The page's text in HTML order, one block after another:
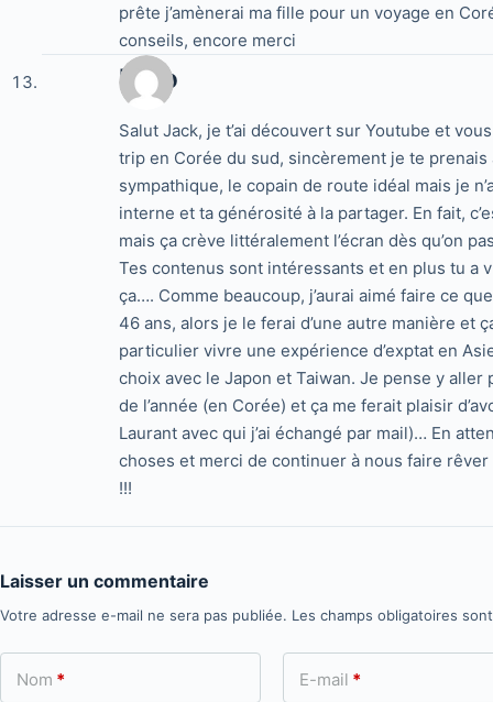
prête j’amènerai ma fille pour un voyage en
conseils, encore merci
Nico
Salut Jack, je t’ai découvert sur Youtube et
trip en Corée du sud, sincèrement je te
sympathique, le copain de route idéal mais je
interne et ta générosité à la partager. En fait,
mais ça crève littéralement l’écran dès qu’on
Tes contenus sont intéressants et en plus tu a
ça…. Comme beaucoup, j’aurai aimé faire ce
46 ans, alors je le ferai d’une autre manière et
particulier vivre une expérience d’exptat en
choix avec le Japon et Taiwan. Je pense y aller
de l’année (en Corée) et ça me ferait plaisir
Laurant avec qui j’ai échangé par mail)… En
choses et merci de continuer à nous faire
!!!
Laisser un commentaire
Votre adresse e-mail ne sera pas publiée. Les champs obligatoires
Nom * E-mail *